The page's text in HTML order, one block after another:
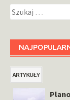
Szukaj:
ARTYKUŁY